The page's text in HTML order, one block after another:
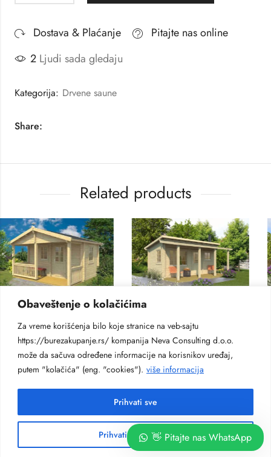
Obaveštenje o kolačićima
Za vreme korišćenja bilo koje stranice na veb-sajtu
https://burezakupanje.rs/ kompanija Neva Consulting d.o.o.
može da sačuva određene informacije na korisnikov uređaj,
putem "kolačića" (eng. "cookies"). više informacija
Prihvati neobhodne
Prihvati sve
Dostava & Plaćanje
Pitajte nas online
2 Ljudi sada gledaju
Kategorija: Drvene saune
Share:
Related products
Kalevi
DRVENE SAUNE
Drvena finska sauna Pihasauna 19
14.500€
👋 Pitajte nas WhatsApp